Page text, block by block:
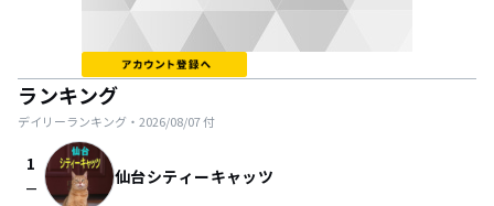
ランキング
デイリーランキング・ 2026/08/07付
1
check_indeterminate_small 仙台シティーキャッツ